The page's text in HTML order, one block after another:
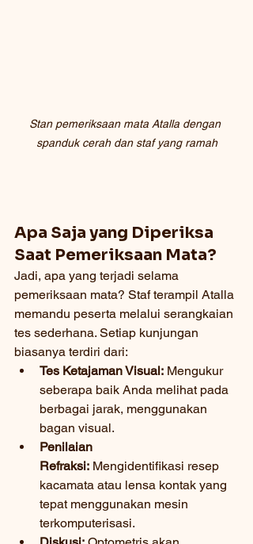
Stan pemeriksaan mata Atalla dengan
spanduk cerah dan staf yang ramah
Apa Saja yang Diperiksa
Saat Pemeriksaan Mata?
Jadi, apa yang terjadi selama
pemeriksaan mata? Staf terampil Atalla
memandu peserta melalui serangkaian
tes sederhana. Setiap kunjungan
biasanya terdiri dari:
Tes Ketajaman Visual: Mengukur
seberapa baik Anda melihat pada
berbagai jarak, menggunakan
bagan visual.
Penilaian
Refraksi: Mengidentifikasi resep
kacamata atau lensa kontak yang
tepat menggunakan mesin
terkomputerisasi.